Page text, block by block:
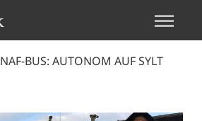
NAF-BUS: AUTONOM AUF SYLT